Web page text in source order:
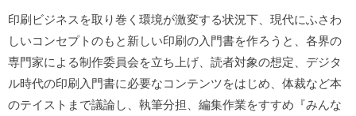
印刷ビジネスを取り巻く環境が激変する状況下、現代にふさわ
しいコンセプトのもと新しい印刷の入門書を作ろうと、各界の
専門家による制作委員会を立ち上げ、読者対象の想定、デジタ
ル時代の印刷入門書に必要なコンテンツをはじめ、体裁など本
のテイストまで議論し、執筆分担、編集作業をすすめ『みんな